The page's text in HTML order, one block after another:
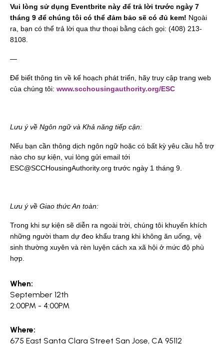
Vui lòng sử dụng Eventbrite này để trả lời trước ngày 7
tháng 9 để chúng tôi có thể đảm bảo sẽ có đủ kem! Ngoài
ra, bạn có thể trả lời qua thư thoại bằng cách gọi: (408) 213-
8108.
—
Để biết thông tin về kế hoạch phát triển, hãy truy cập trang web
của chúng tôi: www.scchousingauthority.org/ESC
Lưu ý về Ngôn ngữ và Khả năng tiếp cận:
Nếu bạn cần thông dịch ngôn ngữ hoặc có bất kỳ yêu cầu hỗ trợ
nào cho sự kiện, vui lòng gửi email tới
ESC@SCCHousingAuthority.org trước ngày 1 tháng 9.
Lưu ý về Giao thức An toàn:
Trong khi sự kiện sẽ diễn ra ngoài trời, chúng tôi khuyến khích
những người tham dự đeo khẩu trang khi không ăn uống, vệ
sinh thường xuyên và rèn luyện cách xa xã hội ở mức độ phù
hợp.
When:
September 12th
2:00PM - 4:00PM
Where:
675 East Santa Clara Street San Jose, CA 95112